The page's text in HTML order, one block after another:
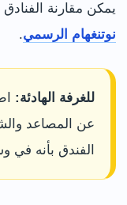
يمكن مقارنة
نوتنغهام الرسمي.
للغرفة الهادئة:
عن المصاعد
الفندق بأنه في